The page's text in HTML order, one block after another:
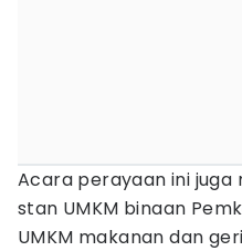
Acara perayaan ini juga
stan UMKM binaan
UMKM makanan dan